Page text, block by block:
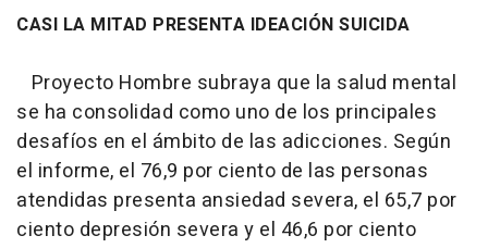
CASI LA MITAD PRESENTA IDEACIÓN SUICIDA
Proyecto Hombre subraya que la salud mental
se ha consolidad como uno de los principales
desafíos en el ámbito de las adicciones. Según
el informe, el 76,9 por ciento de las personas
atendidas presenta ansiedad severa, el 65,7 por
ciento depresión severa y el 46,6 por ciento